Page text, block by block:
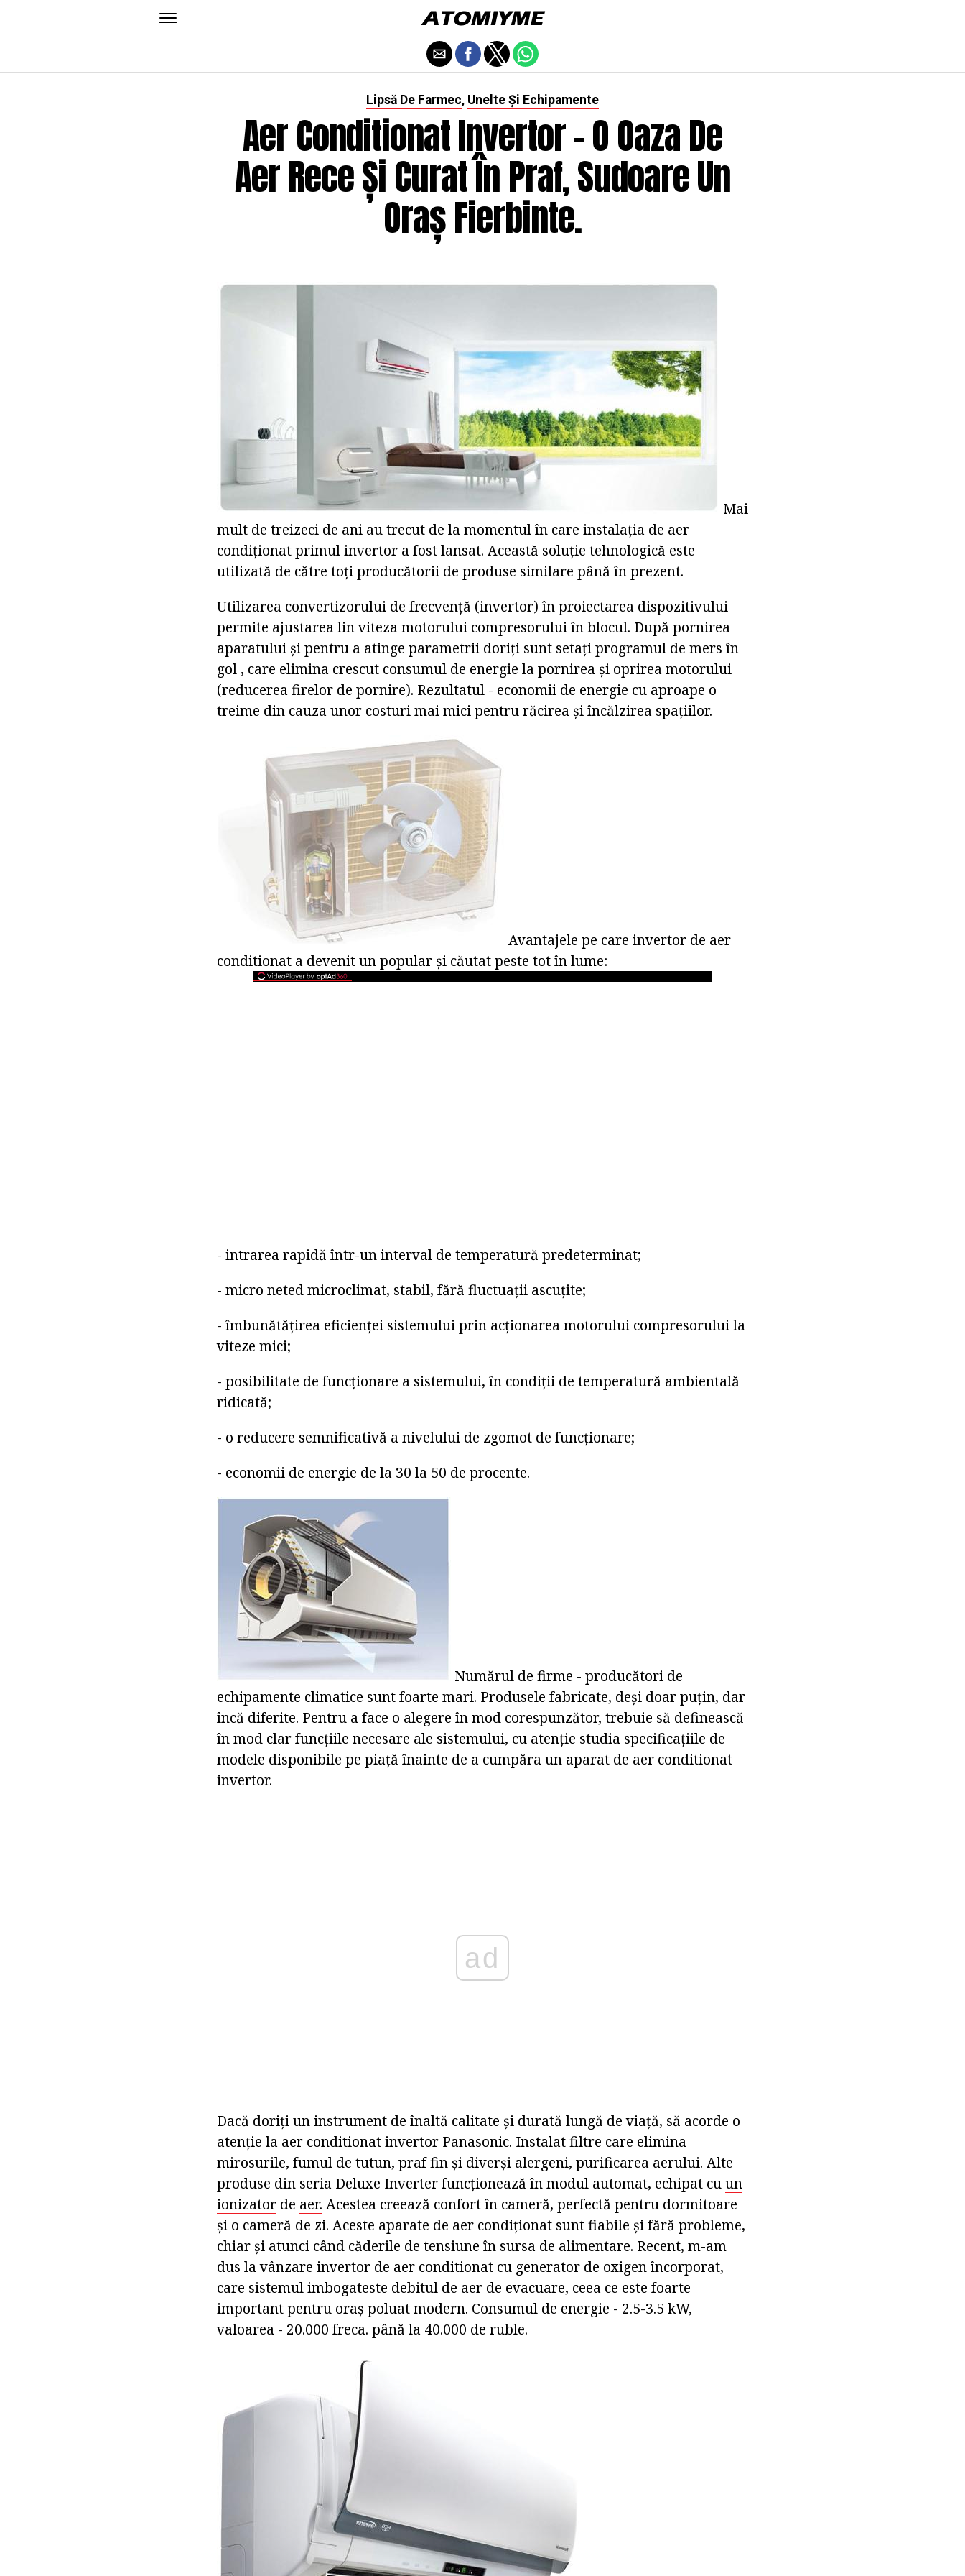
Lipsă De Farmec, Unelte Și Echipamente
Aer Conditionat Invertor - O Oaza De
Aer Rece Și Curat În Praf, Sudoare Un
Oraș Fierbinte.
Mai
mult de treizeci de ani au trecut de la momentul în care instalația de aer
condiționat primul invertor a fost lansat. Această soluție tehnologică este
utilizată de către toți producătorii de produse similare până în prezent.
Utilizarea convertizorului de frecvență (invertor) în proiectarea dispozitivului
permite ajustarea lin viteza motorului compresorului în blocul. După pornirea
aparatului și pentru a atinge parametrii doriți sunt setați programul de mers în
gol , care elimina crescut consumul de energie la pornirea și oprirea motorului
(reducerea firelor de pornire). Rezultatul - economii de energie cu aproape o
treime din cauza unor costuri mai mici pentru răcirea și încălzirea spațiilor.
Avantajele pe care invertor de aer
conditionat a devenit un popular și căutat peste tot în lume:
- intrarea rapidă într-un interval de temperatură predeterminat;
- micro neted microclimat, stabil, fără fluctuații ascuțite;
- îmbunătățirea eficienței sistemului prin acționarea motorului compresorului la
viteze mici;
- posibilitate de funcționare a sistemului, în condiții de temperatură ambientală
ridicată;
- o reducere semnificativă a nivelului de zgomot de funcționare;
- economii de energie de la 30 la 50 de procente.
Numărul de firme - producători de
echipamente climatice sunt foarte mari. Produsele fabricate, deși doar puțin, dar
încă diferite. Pentru a face o alegere în mod corespunzător, trebuie să definească
în mod clar funcțiile necesare ale sistemului, cu atenție studia specificațiile de
modele disponibile pe piață înainte de a cumpăra un aparat de aer conditionat
invertor.
ad
Dacă doriți un instrument de înaltă calitate și durată lungă de viață, să acorde o
atenție la aer conditionat invertor Panasonic. Instalat filtre care elimina
mirosurile, fumul de tutun, praf fin și diverși alergeni, purificarea aerului. Alte
produse din seria Deluxe Inverter funcționează în modul automat, echipat cuun
ionizator de aer. Acestea creează confort în cameră, perfectă pentru dormitoare
și o cameră de zi. Aceste aparate de aer condiționat sunt fiabile și fără probleme,
chiar și atunci când căderile de tensiune în sursa de alimentare. Recent, m-am
dus la vânzare invertor de aer conditionat cu generator de oxigen încorporat,
care sistemul imbogateste debitul de aer de evacuare, ceea ce este foarte
important pentru oraș poluat modern. Consumul de energie - 2.5-3.5 kW,
valoarea - 20.000 freca. până la 40.000 de ruble.